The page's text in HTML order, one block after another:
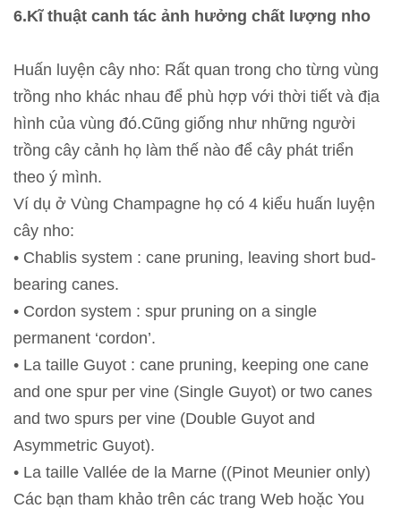
6.Kĩ thuật canh tác ảnh hưởng chất lượng nho
Huấn luyện cây nho: Rất quan trong cho từng vùng
trồng nho khác nhau để phù hợp với thời tiết và địa
hình của vùng đó.Cũng giống như những người
trồng cây cảnh họ làm thế nào để cây phát triển
theo ý mình.
Ví dụ ở Vùng Champagne họ có 4 kiểu huấn luyện
cây nho:
• Chablis system : cane pruning, leaving short bud-
bearing canes.
• Cordon system : spur pruning on a single
permanent ‘cordon’.
• La taille Guyot : cane pruning, keeping one cane
and one spur per vine (Single Guyot) or two canes
and two spurs per vine (Double Guyot and
Asymmetric Guyot).
• La taille Vallée de la Marne ((Pinot Meunier only)
Các bạn tham khảo trên các trang Web hoặc You